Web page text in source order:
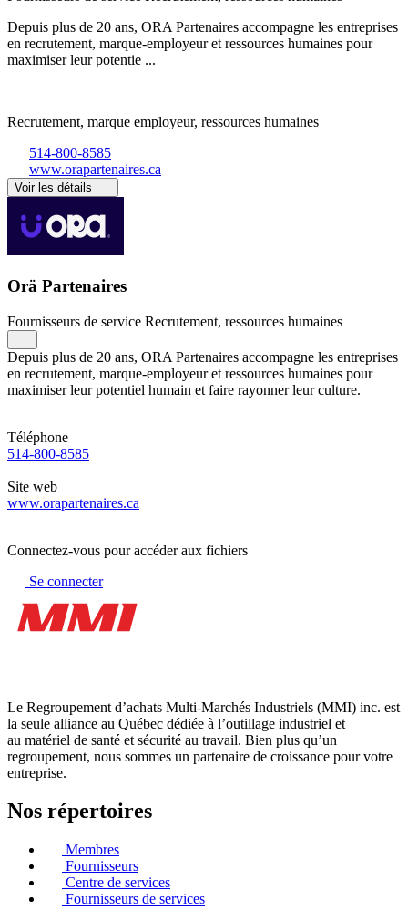
Depuis plus de 20 ans, ORA Partenaires accompagne les entreprises
en recrutement, marque-employeur et ressources humaines pour
maximiser leur potentie ...
Recrutement, marque employeur, ressources humaines
514-800-8585
www.orapartenaires.ca
Voir les détails
Orä Partenaires
Fournisseurs de service Recrutement, ressources humaines
Depuis plus de 20 ans, ORA Partenaires accompagne les entreprises
en recrutement, marque-employeur et ressources humaines pour
maximiser leur potentiel humain et faire rayonner leur culture.
Téléphone
514-800-8585
Site web
www.orapartenaires.ca
Connectez-vous pour accéder aux fichiers
Se connecter
Le Regroupement d’achats Multi-Marchés Industriels (MMI) inc. est
la seule alliance au Québec dédiée à l’outillage industriel et
au matériel de santé et sécurité au travail. Bien plus qu’un
regroupement, nous sommes un partenaire de croissance pour votre
entreprise.
Nos répertoires
Membres
Fournisseurs
Centre de services
Fournisseurs de services